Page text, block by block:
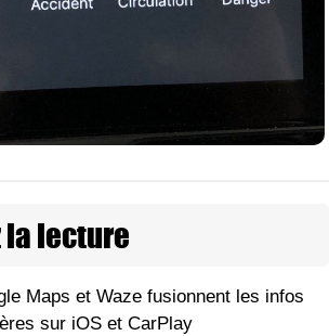
la lecture
Maps et Waze fusionnent les infos
sur iOS et CarPlay